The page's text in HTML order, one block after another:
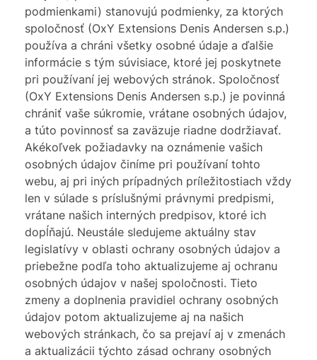
podmienkami) stanovujú podmienky, za ktorých
spoločnosť (OxY Extensions Denis Andersen s.p.)
používa a chráni všetky osobné údaje a ďalšie
informácie s tým súvisiace, ktoré jej poskytnete
pri používaní jej webových stránok. Spoločnosť
(OxY Extensions Denis Andersen s.p.) je povinná
chrániť vaše súkromie, vrátane osobných údajov,
a túto povinnosť sa zaväzuje riadne dodržiavať.
Akékoľvek požiadavky na oznámenie vašich
osobných údajov činíme pri používaní tohto
webu, aj pri iných prípadných príležitostiach vždy
len v súlade s príslušnými právnymi predpismi,
vrátane našich interných predpisov, ktoré ich
dopĺňajú. Neustále sledujeme aktuálny stav
legislatívy v oblasti ochrany osobných údajov a
priebežne podľa toho aktualizujeme aj ochranu
osobných údajov v našej spoločnosti. Tieto
zmeny a doplnenia pravidiel ochrany osobných
údajov potom aktualizujeme aj na našich
webových stránkach, čo sa prejaví aj v zmenách
a aktualizácii týchto zásad ochrany osobných